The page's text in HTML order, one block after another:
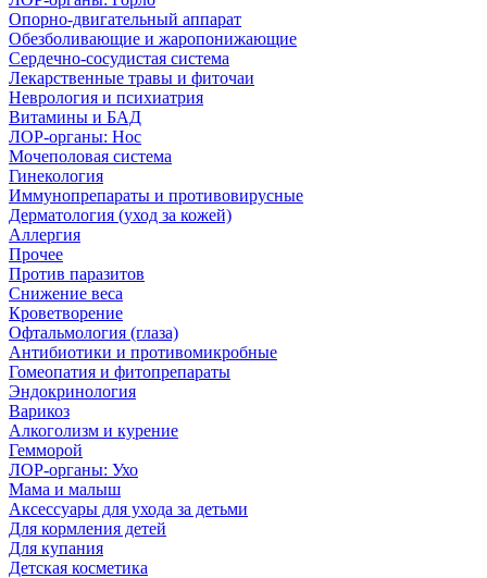
Опорно-двигательный аппарат
Обезболивающие и жаропонижающие
Сердечно-сосудистая система
Лекарственные травы и фиточаи
Неврология и психиатрия
Витамины и БАД
ЛОР-органы: Нос
Мочеполовая система
Гинекология
Иммунопрепараты и противовирусные
Дерматология (уход за кожей)
Аллергия
Прочее
Против паразитов
Снижение веса
Кроветворение
Офтальмология (глаза)
Антибиотики и противомикробные
Гомеопатия и фитопрепараты
Эндокринология
Варикоз
Алкоголизм и курение
Гемморой
ЛОР-органы: Ухо
Мама и малыш
Аксессуары для ухода за детьми
Для кормления детей
Для купания
Детская косметика